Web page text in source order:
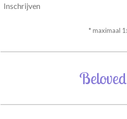
Inschrijven
* maximaal